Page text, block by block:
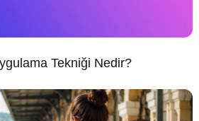
Tekniği Nedir?